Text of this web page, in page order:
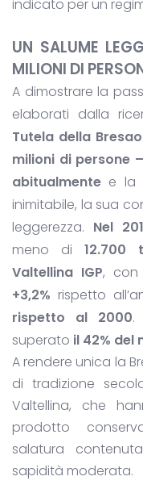
indicato per un
UN SALUME
MILIONI DI
A dimostrare la
elaborati dalla
Tutela della
milioni di persone
abitualmente e la
inimitabile, la sua
leggerezza. Nel
meno di 12.700
Valtellina IGP, con
+3,2% rispetto
rispetto al 2000.
superato il 42% del
A rendere unica la
di tradizione
Valtellina, che
prodotto
salatura
sapidità moderata.